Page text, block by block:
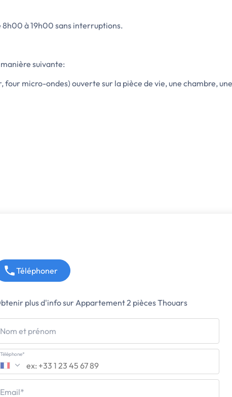
8h00 à 19h00 sans interruptions.
suivante:
micro-ondes) ouverte sur la pièce de vie, une chambre,
Téléphoner
plus d'info sur Appartement 2 pièces Thouars
Nom et prénom
Téléphone*
Email*